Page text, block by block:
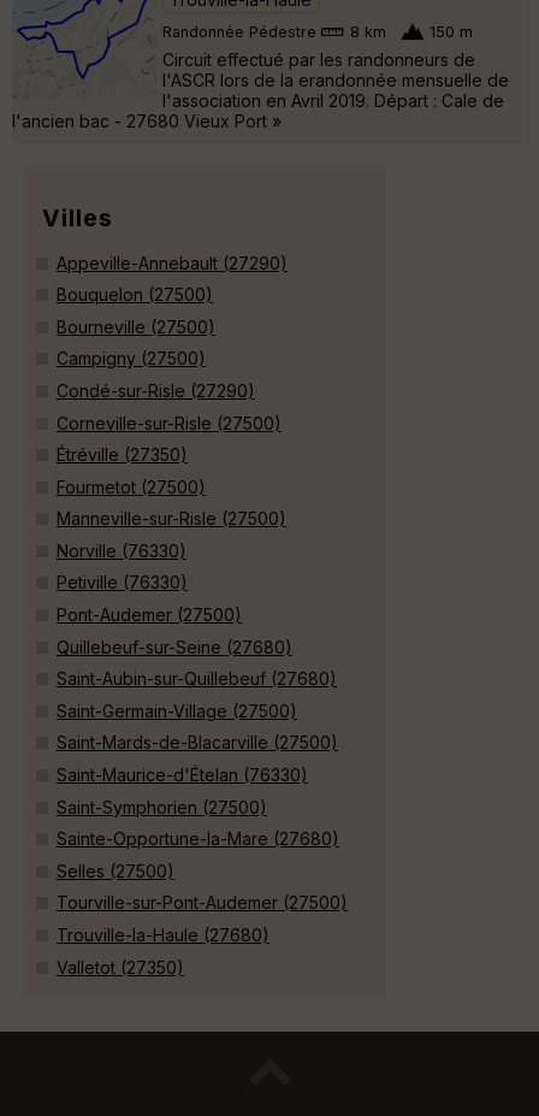
Randonnée Pédestre 8 km 150 m
Circuit effectué par les randonneurs de
l'ASCR lors de la erandonnée mensuelle de
l'association en Avril 2019. Départ : Cale de
l'ancien bac - 27680 Vieux Port »
Villes
Appeville-Annebault (27290)
Bouquelon (27500)
Bourneville (27500)
Campigny (27500)
Condé-sur-Risle (27290)
Corneville-sur-Risle (27500)
Étréville (27350)
Fourmetot (27500)
Manneville-sur-Risle (27500)
Norville (76330)
Petiville (76330)
Pont-Audemer (27500)
Quillebeuf-sur-Seine (27680)
Saint-Aubin-sur-Quillebeuf (27680)
Saint-Germain-Village (27500)
Saint-Mards-de-Blacarville (27500)
Saint-Maurice-d'Ételan (76330)
Saint-Symphorien (27500)
Sainte-Opportune-la-Mare (27680)
Selles (27500)
Tourville-sur-Pont-Audemer (27500)
Trouville-la-Haule (27680)
Valletot (27350)